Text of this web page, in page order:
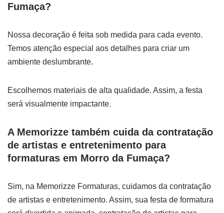
Fumaça?
Nossa decoração é feita sob medida para cada evento.
Temos atenção especial aos detalhes para criar um
ambiente deslumbrante.
Escolhemos materiais de alta qualidade. Assim, a festa
será visualmente impactante.
A Memorizze também cuida da contratação
de artistas e entretenimento para
formaturas em Morro da Fumaça?
Sim, na Memorizze Formaturas, cuidamos da contratação
de artistas e entretenimento. Assim, sua festa de formatura